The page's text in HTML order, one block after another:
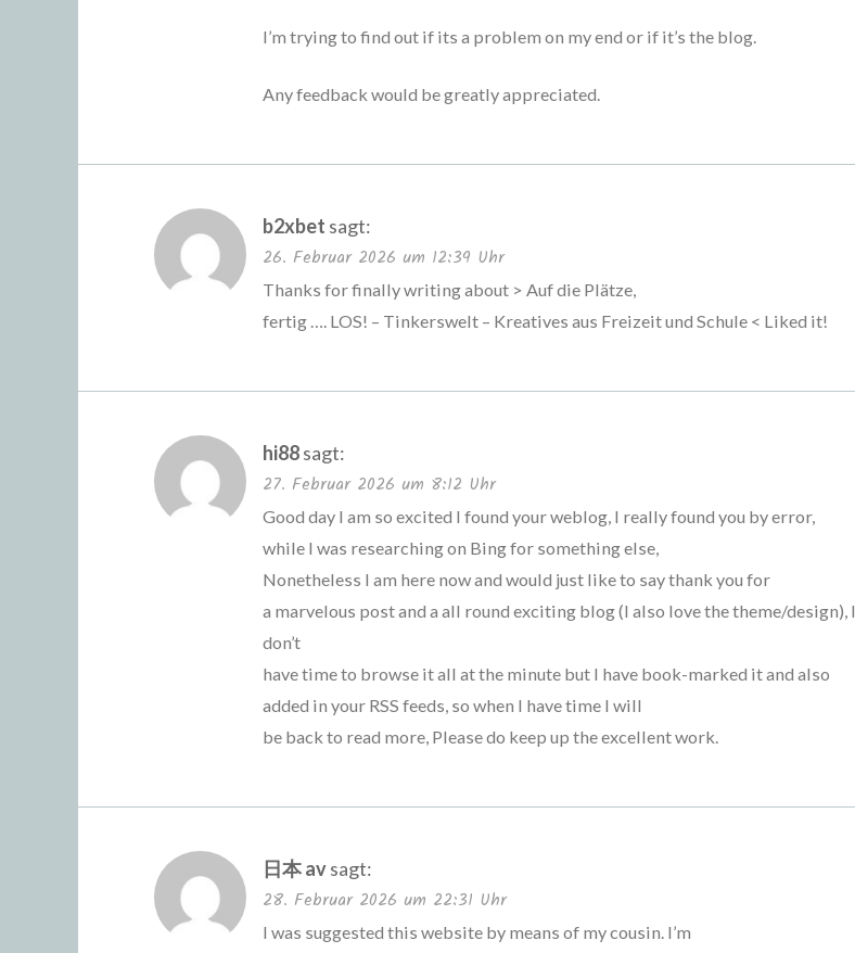
I’m trying to find out if its a problem on my end or if it’s the blog.
Any feedback would be greatly appreciated.
b2xbet sagt:
26. Februar 2026 um 12:39 Uhr
Thanks for finally writing about > Auf die Plätze,
fertig …. LOS! – Tinkerswelt – Kreatives aus Freizeit und Schule < Liked it!
hi88sagt:
27. Februar 2026 um 8:12 Uhr
Good day I am so excited I found your weblog, I really found you by error,
while I was researching on Bing for something else,
Nonetheless I am here now and would just like to say thank you for
a marvelous post and a all round exciting blog (I also love the theme/design), I
don’t
have time to browse it all at the minute but I have book-marked it and also
added in your RSS feeds, so when I have time I will
be back to read more, Please do keep up the excellent work.
日本 avsagt:
28. Februar 2026 um 22:31 Uhr
I was suggested this website by means of my cousin. I’m